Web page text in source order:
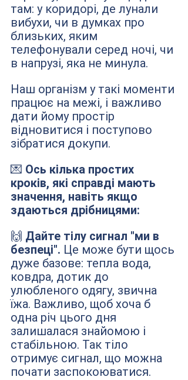
там: у коридорі, де лунали
вибухи, чи в думках про
близьких, яким
телефонували серед ночі, чи
в напрузі, яка не минула.
Наш організм у такі моменти
працює на межі, і важливо
дати йому простір
відновитися і поступово
зібратися докупи.
💌 Ось кілька простих
кроків, які справді мають
значення, навіть якщо
здаються дрібницями:
🙌 Дайте тілу сигнал "ми в
безпеці". Це може бути щось
дуже базове: тепла вода,
ковдра, дотик до
улюбленого одягу, звична
їжа. Важливо, щоб хоча б
одна річ цього дня
залишалася знайомою і
стабільною. Так тіло
отримує сигнал, що можна
почати заспокоюватися.